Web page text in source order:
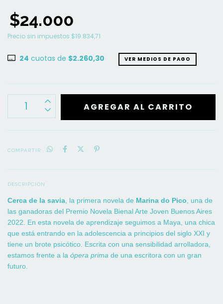
$24.000
Precio sin impuestos $19.834,71
24 cuotas de $2.260,30 VER MEDIOS DE PAGO
COMPARTIR
DESCRIPCIÓN
Cerca de la savia, la primera novela de Marina do Pico, una de
las ganadoras del Premio Novela Bienal Arte Joven Buenos Aires
2022. En esta novela de aprendizaje seguimos a Maya, una chica
que está entrando en la adolescencia a principios del siglo XXI y
tiene un brote psicótico. Escrita con una sensibilidad arrolladora,
estamos frente a la ópera prima de una escritora con un gran
futuro.